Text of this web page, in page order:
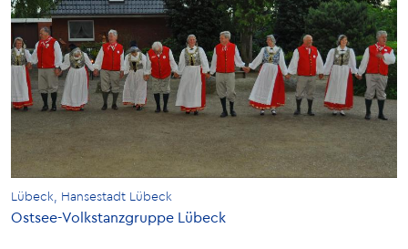
Lübeck, Hansestadt Lübeck
Ostsee-Volkstanzgruppe Lübeck